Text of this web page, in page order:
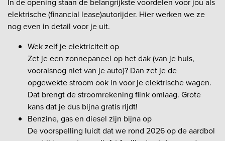
In de opening staan de belangrijkste voordelen voor jou als
elektrische (financial lease)autorijder. Hier werken we ze
nog even in detail voor je uit.
Wek zelf je elektriciteit op
Zet je een zonnepaneel op het dak (van je huis,
vooralsnog niet van je auto)? Dan zet je de
opgewekte stroom ook in voor je elektrische wagen.
Dat brengt de stroomrekening flink omlaag. Grote
kans dat je dus bijna gratis rijdt!
Benzine, gas en diesel zijn bijna op
De voorspelling luidt dat we rond 2026 op de aardbol